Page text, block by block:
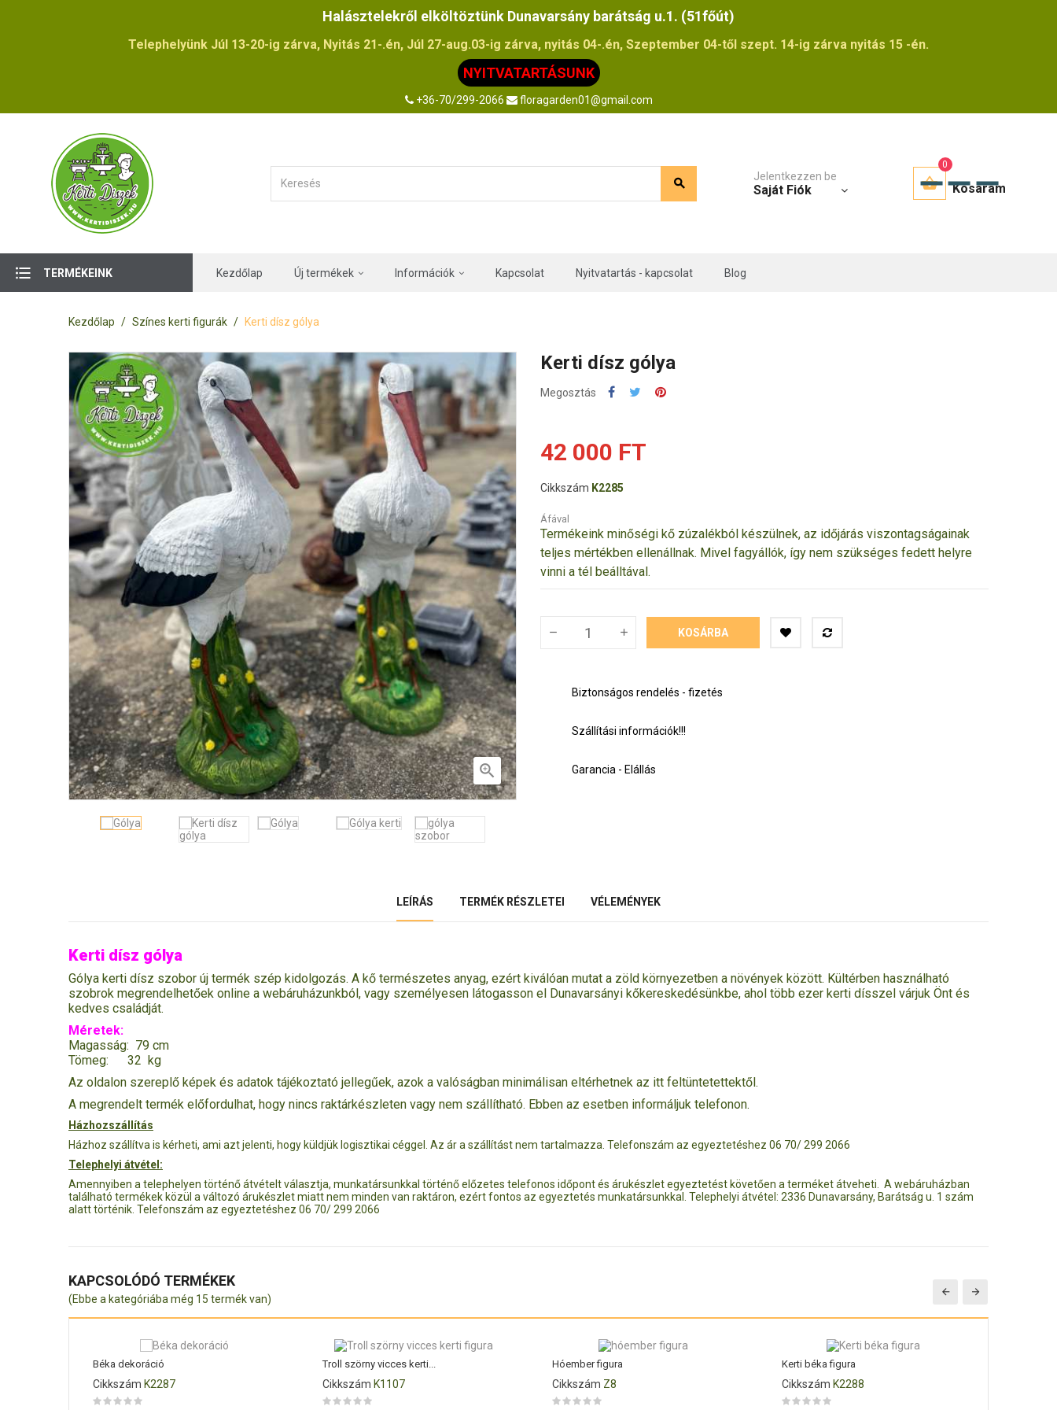
Halásztelekről elköltöztünk Dunavarsány barátság u.1. (51főút)
Telephelyünk Júl 13-20-ig zárva, Nyitás 21-.én, Júl 27-aug.03-ig zárva, nyitás 04-.én, Szeptember 04-től szept. 14-ig zárva nyitás 15 -én.
NYITVATARTÁSUNK
+36-70/299-2066 floragarden01@gmail.com
Jelentkezzen be
Saját Fiók Kosaram
0
TERMÉKEINK Kezdőlap Új termékek Információk Kapcsolat Nyitvatartás - kapcsolat Blog
Kezdőlap Színes kerti figurák Kerti dísz gólya

Kerti dísz gólya
Megosztás
42 000 FT
Cikkszám K2285
Áfával
Termékeink minőségi kő zúzalékból készülnek, az időjárás viszontagságainak
teljes mértékben ellenállnak. Mivel fagyállók, így nem szükséges fedett helyre
vinni a tél beálltával.
KOSÁRBA
Biztonságos rendelés - fizetés
Szállítási információk!!!
Garancia - Elállás
LEÍRÁS TERMÉK RÉSZLETEI VÉLEMÉNYEK
Kerti dísz gólya
Gólya kerti dísz szobor új termék szép kidolgozás. A kő természetes anyag, ezért kiválóan mutat a zöld környezetben a növények között. Kültérben használható
szobrok megrendelhetőek online a webáruházunkból‎, vagy személyesen látogasson el Dunavarsányi kőkereskedésünkbe, ahol több ezer kerti dísszel várjuk Önt és
kedves családját.
Méretek:
Magasság: 79 cm
Tömeg: 32 kg
Az oldalon szereplő képek és adatok tájékoztató jellegűek, azok a valóságban minimálisan eltérhetnek az itt feltüntetettektől.
A megrendelt termék előfordulhat, hogy nincs raktárkészleten vagy nem szállítható. Ebben az esetben informáljuk telefonon.
Házhozszállítás
Házhoz szállítva is kérheti, ami azt jelenti, hogy küldjük logisztikai céggel. Az ár a szállítást nem tartalmazza. Telefonszám az egyeztetéshez 06 70/ 299 2066
Telephelyi átvétel:
Amennyiben a telephelyen történő átvételt választja, munkatársunkkal történő előzetes telefonos időpont és árukészlet egyeztetést követően a terméket átveheti. A webáruházban
található termékek közül a változó árukészlet miatt nem minden van raktáron, ezért fontos az egyeztetés munkatársunkkal. Telephelyi átvétel: 2336 Dunavarsány, Barátság u. 1 szám
alatt történik. Telefonszám az egyeztetéshez 06 70/ 299 2066
KAPCSOLÓDÓ TERMÉKEK
(Ebbe a kategóriába még 15 termék van)
Béka dekoráció
Cikkszám K2287
Troll szörny vicces kerti...
Cikkszám K1107
Hóember figura
Cikkszám Z8
Kerti béka figura
Cikkszám K2288